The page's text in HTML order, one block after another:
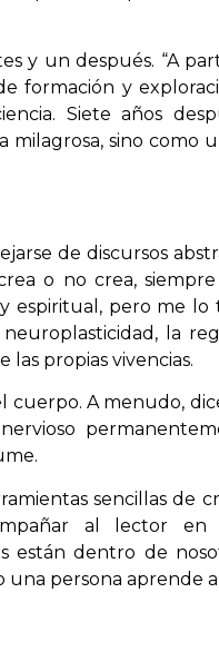
y un después. “A
formación y
Siete años
sino como
de discursos
o no crea,
espiritual, pero me lo
la
las propias vivencias.
A menudo,
sencillas de
al lector
están dentro de
persona aprende a